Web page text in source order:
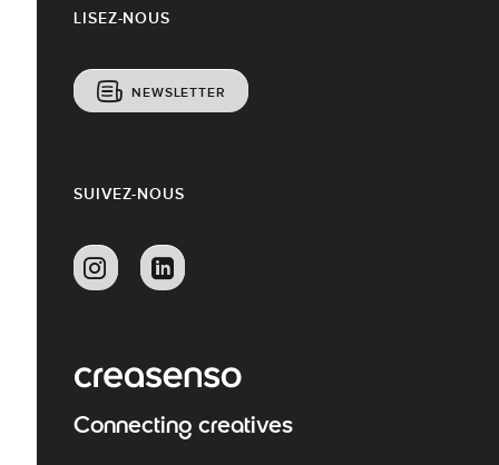
LISEZ-NOUS
NEWSLETTER
SUIVEZ-NOUS
Connecting creatives